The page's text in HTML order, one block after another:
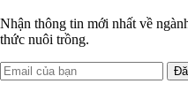
Nhận thông tin mới nhất về
thức nuôi trồng.